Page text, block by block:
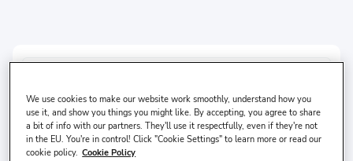
पिक-अप तारीख
8 अग॰, शनि
पिक-अप समय
We use cookies to make our website work smoothly, understand how you
use it, and show you things you might like. By accepting, you agree to share
a bit of info with our partners. They'll use it respectfully, even if they're not
in the EU. You're in control! Click "Cookie Settings" to learn more or read our
cookie policy. Cookie Policy